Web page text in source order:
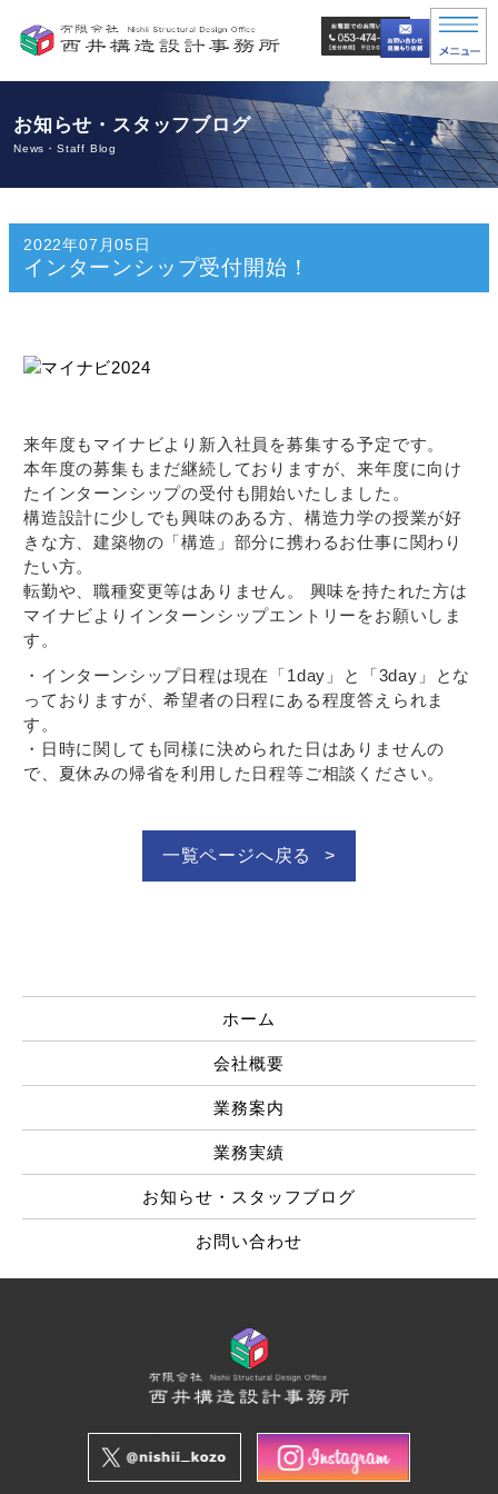
お知らせ・スタッフブログ
News・Staff Blog
2022年07月05日
インターンシップ受付開始！
来年度もマイナビより新入社員を募集する予定です。
本年度の募集もまだ継続しておりますが、来年度に向け
たインターンシップの受付も開始いたしました。
構造設計に少しでも興味のある方、構造力学の授業が好
きな方、建築物の「構造」部分に携わるお仕事に関わり
たい方。
転勤や、職種変更等はありません。 興味を持たれた方は
マイナビよりインターンシップエントリーをお願いしま
す。
・インターンシップ日程は現在「1day」と「3day」とな
っておりますが、希望者の日程にある程度答えられま
す。
・日時に関しても同様に決められた日はありませんの
で、夏休みの帰省を利用した日程等ご相談ください。
一覧ページへ戻る
ホーム
会社概要
業務案内
業務実績
お知らせ・スタッフブログ
お問い合わせ